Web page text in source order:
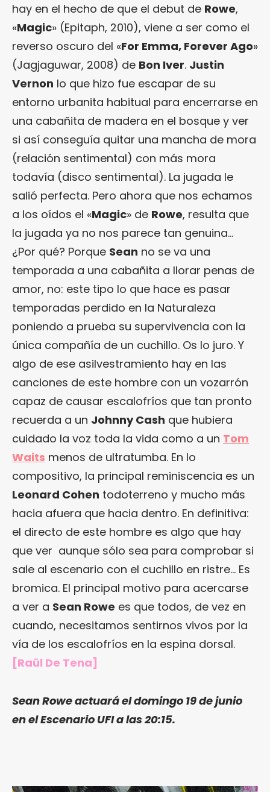
hay en el hecho de que el debut de Rowe,
«Magic» (Epitaph, 2010), viene a ser como el
reverso oscuro del «For Emma, Forever Ago»
(Jagjaguwar, 2008) de Bon Iver. Justin
Vernon lo que hizo fue escapar de su
entorno urbanita habitual para encerrarse en
una cabañita de madera en el bosque y ver
si así conseguía quitar una mancha de mora
(relación sentimental) con más mora
todavía (disco sentimental). La jugada le
salió perfecta. Pero ahora que nos echamos
a los oídos el «Magic» de Rowe, resulta que
la jugada ya no nos parece tan genuina…
¿Por qué? Porque Sean no se va una
temporada a una cabañita a llorar penas de
amor, no: este tipo lo que hace es pasar
temporadas perdido en la Naturaleza
poniendo a prueba su supervivencia con la
única compañía de un cuchillo. Os lo juro. Y
algo de ese asilvestramiento hay en las
canciones de este hombre con un vozarrón
capaz de causar escalofríos que tan pronto
recuerda a un Johnny Cash que hubiera
cuidado la voz toda la vida como a un Tom
Waits menos de ultratumba. En lo
compositivo, la principal reminiscencia es un
Leonard Cohen todoterreno y mucho más
hacia afuera que hacia dentro. En definitiva:
el directo de este hombre es algo que hay
que ver aunque sólo sea para comprobar si
sale al escenario con el cuchillo en ristre… Es
bromica. El principal motivo para acercarse
a ver a Sean Rowe es que todos, de vez en
cuando, necesitamos sentirnos vivos por la
vía de los escalofríos en la espina dorsal.
[Raül De Tena]
Sean Roweactuará el domingo 19 de junio
en el Escenario UFI a las 20:15.